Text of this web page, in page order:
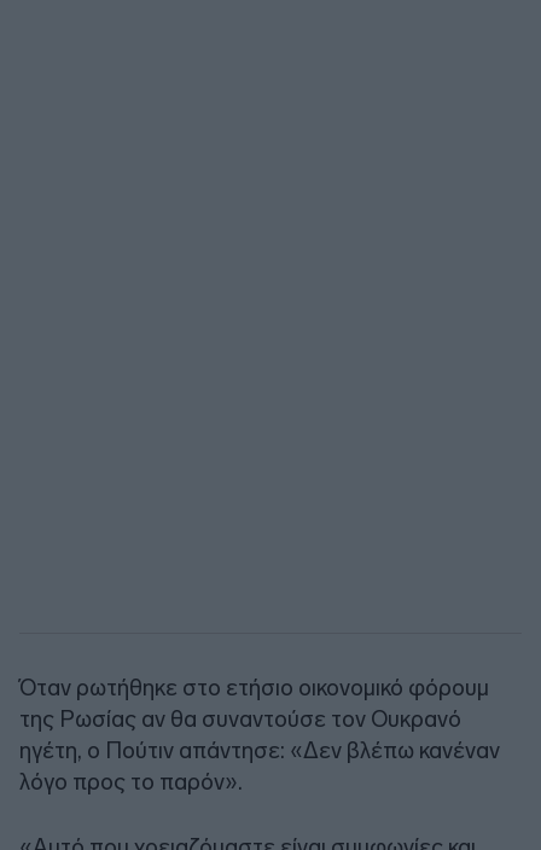
Όταν ρωτήθηκε στο ετήσιο οικονομικό φόρουμ
της Ρωσίας αν θα συναντούσε τον Ουκρανό
ηγέτη, ο Πούτιν απάντησε: «Δεν βλέπω κανέναν
λόγο προς το παρόν».